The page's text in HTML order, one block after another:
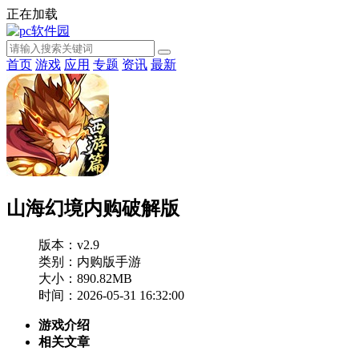
正在加载
首页 游戏 应用 专题 资讯 最新
山海幻境内购破解版
版本：v2.9
类别：内购版手游
大小：890.82MB
时间：2026-05-31 16:32:00
游戏介绍
相关文章